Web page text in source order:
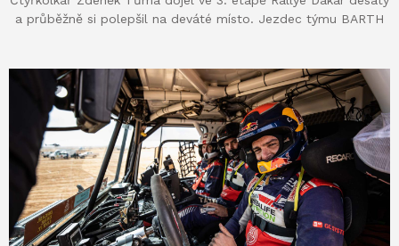
a průběžně si polepšil na deváté místo. Jezdec týmu BARTH